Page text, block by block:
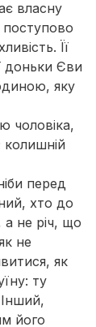
власну
поступово
Її
доньки Єви
яку
чоловіка,
колишній
перед
хто до
не річ, що
не
як
ту
Інший,
його